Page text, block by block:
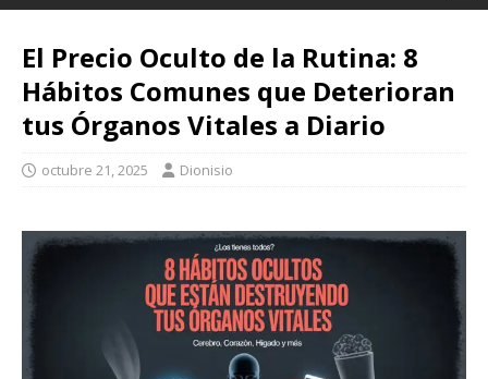
El Precio Oculto de la Rutina: 8
Hábitos Comunes que Deterioran
tus Órganos Vitales a Diario
octubre 21, 2025 Dionisio